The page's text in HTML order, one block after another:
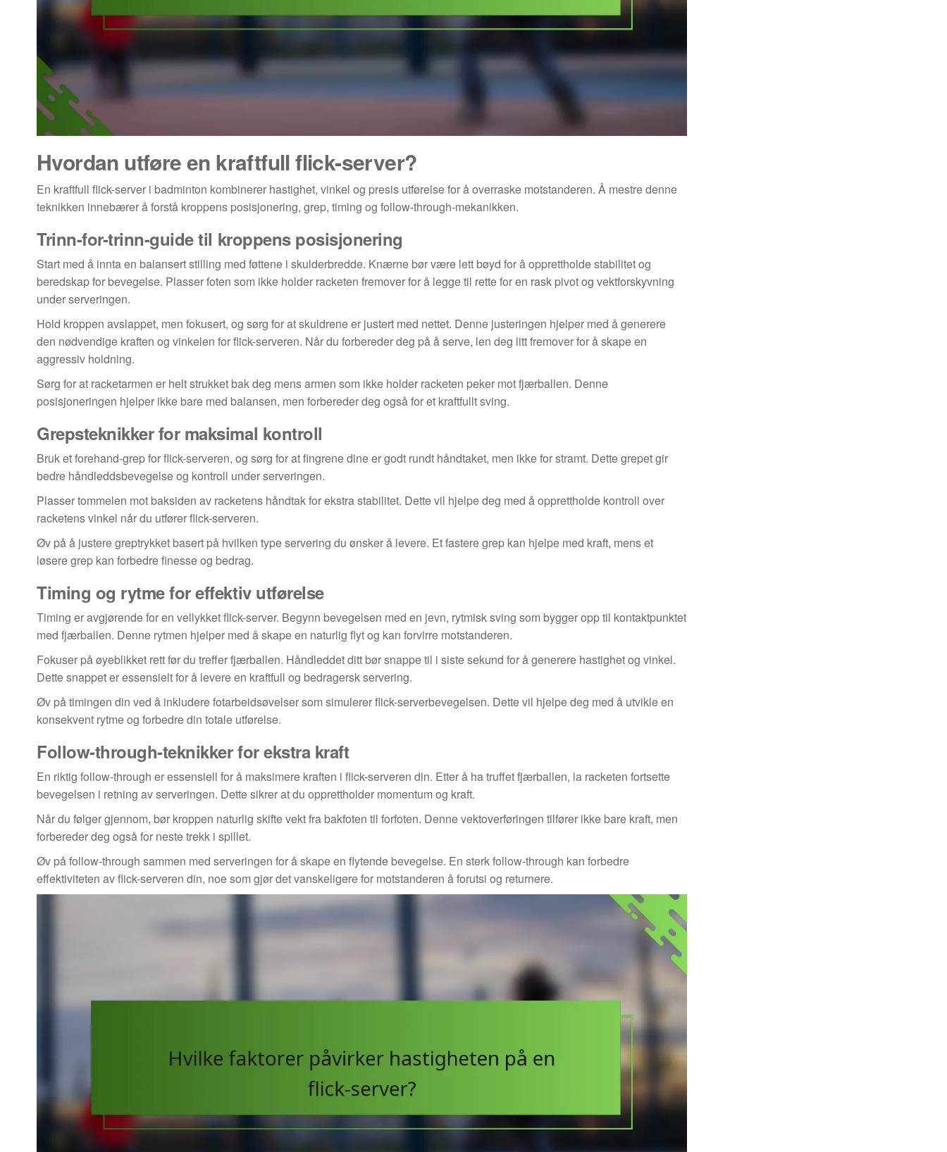
Hvordan utføre en kraftfull flick-server?
En kraftfull flick-server i badminton kombinerer hastighet, vinkel og presis utførelse for å overraske motstanderen. Å mestre denne
teknikken innebærer å forstå kroppens posisjonering, grep, timing og follow-through-mekanikken.
Trinn-for-trinn-guide til kroppens posisjonering
Start med å innta en balansert stilling med føttene i skulderbredde. Knærne bør være lett bøyd for å opprettholde stabilitet og
beredskap for bevegelse. Plasser foten som ikke holder racketen fremover for å legge til rette for en rask pivot og vektforskyvning
under serveringen.
Hold kroppen avslappet, men fokusert, og sørg for at skuldrene er justert med nettet. Denne justeringen hjelper med å generere
den nødvendige kraften og vinkelen for flick-serveren. Når du forbereder deg på å serve, len deg litt fremover for å skape en
aggressiv holdning.
Sørg for at racketarmen er helt strukket bak deg mens armen som ikke holder racketen peker mot fjærballen. Denne
posisjoneringen hjelper ikke bare med balansen, men forbereder deg også for et kraftfullt sving.
Grepsteknikker for maksimal kontroll
Bruk et forehand-grep for flick-serveren, og sørg for at fingrene dine er godt rundt håndtaket, men ikke for stramt. Dette grepet gir
bedre håndleddsbevegelse og kontroll under serveringen.
Plasser tommelen mot baksiden av racketens håndtak for ekstra stabilitet. Dette vil hjelpe deg med å opprettholde kontroll over
racketens vinkel når du utfører flick-serveren.
Øv på å justere greptrykket basert på hvilken type servering du ønsker å levere. Et fastere grep kan hjelpe med kraft, mens et
løsere grep kan forbedre finesse og bedrag.
Timing og rytme for effektiv utførelse
Timing er avgjørende for en vellykket flick-server. Begynn bevegelsen med en jevn, rytmisk sving som bygger opp til kontaktpunktet
med fjærballen. Denne rytmen hjelper med å skape en naturlig flyt og kan forvirre motstanderen.
Fokuser på øyeblikket rett før du treffer fjærballen. Håndleddet ditt bør snappe til i siste sekund for å generere hastighet og vinkel.
Dette snappet er essensielt for å levere en kraftfull og bedragersk servering.
Øv på timingen din ved å inkludere fotarbeidsøvelser som simulerer flick-serverbevegelsen. Dette vil hjelpe deg med å utvikle en
konsekvent rytme og forbedre din totale utførelse.
Follow-through-teknikker for ekstra kraft
En riktig follow-through er essensiell for å maksimere kraften i flick-serveren din. Etter å ha truffet fjærballen, la racketen fortsette
bevegelsen i retning av serveringen. Dette sikrer at du opprettholder momentum og kraft.
Når du følger gjennom, bør kroppen naturlig skifte vekt fra bakfoten til forfoten. Denne vektoverføringen tilfører ikke bare kraft, men
forbereder deg også for neste trekk i spillet.
Øv på follow-through sammen med serveringen for å skape en flytende bevegelse. En sterk follow-through kan forbedre
effektiviteten av flick-serveren din, noe som gjør det vanskeligere for motstanderen å forutsi og returnere.